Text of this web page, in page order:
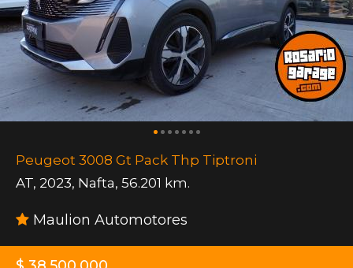
Peugeot 3008 Gt Pack Thp Tiptroni
AT, 2023, Nafta, 56.201 km.
Maulion Automotores